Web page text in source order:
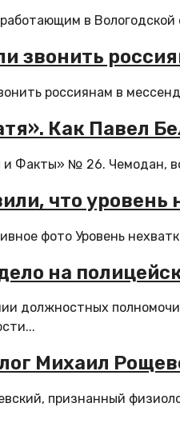
в
звонить
россиянам в
Как Павел
Факты» № 26. Чемодан,
что
фото Уровень
на
должностных
Михаил
признанный